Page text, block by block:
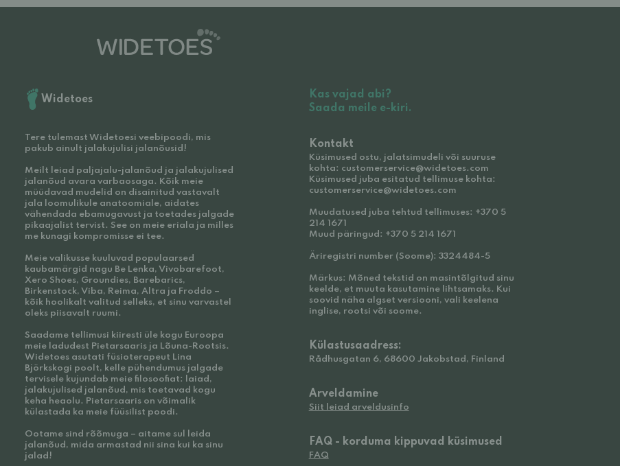
Widetoes
Tere tulemast Widetoesi veebipoodi, mis
pakub ainult jalakujulisi jalanõusid!
Meilt leiad paljajalu-jalanõud ja jalakujulised
jalanõud avara varbaosaga. Kõik meie
müüdavad mudelid on disainitud vastavalt
jala loomulikule anatoomiale, aidates
vähendada ebamugavust ja toetades jalgade
pikaajalist tervist. See on meie eriala ja milles
me kunagi kompromisse ei tee.
Meie valikusse kuuluvad populaarsed
kaubamärgid nagu Be Lenka, Vivobarefoot,
Xero Shoes, Groundies, Barebarics,
Birkenstock, Viba, Reima, Altra ja Froddo –
kõik hoolikalt valitud selleks, et sinu varvastel
oleks piisavalt ruumi.
Saadame tellimusi kiiresti üle kogu Euroopa
meie ladudest Pietarsaaris ja Lõuna-Rootsis.
Widetoes asutati füsioterapeut Lina
Björkskogi poolt, kelle pühendumus jalgade
tervisele kujundab meie filosoofiat: laiad,
jalakujulised jalanõud, mis toetavad kogu
keha heaolu. Pietarsaaris on võimalik
külastada ka meie füüsilist poodi.
Ootame sind rõõmuga – aitame sul leida
jalanõud, mida armastad nii sina kui ka sinu
jalad!
Kas vajad abi?
Saada meile e-kiri.
Kontakt
Küsimused ostu, jalatsimudeli või suuruse
kohta: customerservice@widetoes.com
Küsimused juba esitatud tellimuse kohta:
customerservice@widetoes.com
Muudatused juba tehtud tellimuses: +370 5
214 1671
Muud päringud: +370 5 214 1671
Äriregistri number (Soome): 3324484-5
Märkus: Mõned tekstid on masintõlgitud sinu
keelde, et muuta kasutamine lihtsamaks. Kui
soovid näha algset versiooni, vali keelena
inglise, rootsi või soome.
Külastusaadress:
Rådhusgatan 6, 68600 Jakobstad, Finland
Arveldamine
Siit leiad arveldusinfo
FAQ - korduma kippuvad küsimused
FAQ